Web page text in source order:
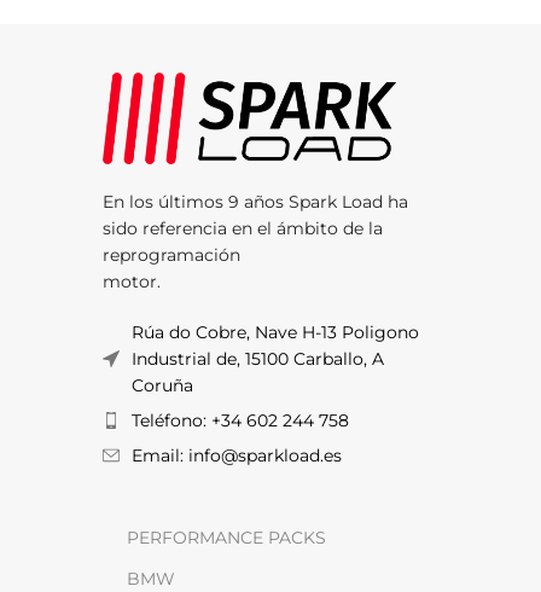
En los últimos 9 años Spark Load ha
sido referencia en el ámbito de la
reprogramación
motor.
Rúa do Cobre, Nave H-13 Poligono
Industrial de, 15100 Carballo, A
Coruña
Teléfono: +34 602 244 758
Email: info@sparkload.es
PERFORMANCE PACKS
BMW